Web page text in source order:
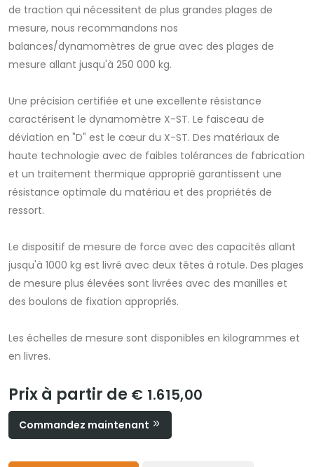
de traction qui nécessitent de plus grandes plages de
mesure, nous recommandons nos
balances/dynamomètres de grue avec des plages de
mesure allant jusqu'à 250 000 kg.
Une précision certifiée et une excellente résistance
caractérisent le dynamomètre X-ST. Le faisceau de
déviation en "D" est le cœur du X-ST. Des matériaux de
haute technologie avec de faibles tolérances de fabrication
et un traitement thermique approprié garantissent une
résistance optimale du matériau et des propriétés de
ressort.
Le dispositif de mesure de force avec des capacités allant
jusqu'à 1000 kg est livré avec deux têtes à rotule. Des plages
de mesure plus élevées sont livrées avec des manilles et
des boulons de fixation appropriés.
Les échelles de mesure sont disponibles en kilogrammes et
en livres.
Prix à partir de € 1.615,00
Commandez maintenant